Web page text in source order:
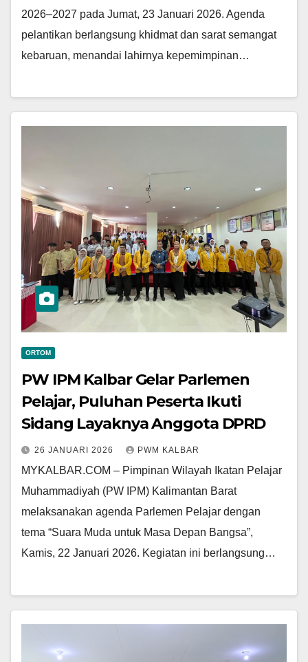
2026–2027 pada Jumat, 23 Januari 2026. Agenda
pelantikan berlangsung khidmat dan sarat semangat
kebaruan, menandai lahirnya kepemimpinan…
ORTOM
PW IPM Kalbar Gelar Parlemen
Pelajar, Puluhan Peserta Ikuti
Sidang Layaknya Anggota DPRD
26 JANUARI 2026 PWM KALBAR
MYKALBAR.COM – Pimpinan Wilayah Ikatan Pelajar
Muhammadiyah (PW IPM) Kalimantan Barat
melaksanakan agenda Parlemen Pelajar dengan
tema “Suara Muda untuk Masa Depan Bangsa”,
Kamis, 22 Januari 2026. Kegiatan ini berlangsung…